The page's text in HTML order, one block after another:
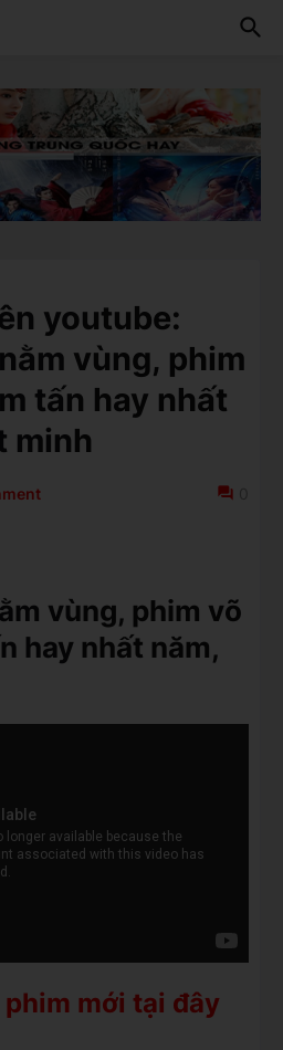
youtube:
vùng, phim
tấn hay nhất
minh
vùng, phim võ
hay nhất năm,
mới tại đây